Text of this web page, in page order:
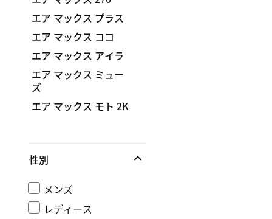
エア マックス プラス
エア マックス ココ
エア マックス アイラ
エア マックス ミュー
ズ
エア マックス モト 2K
性別
メンズ
レディース